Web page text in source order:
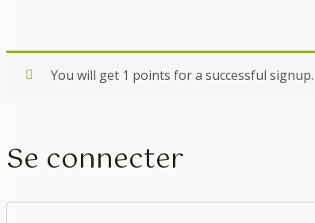
You will get 1 points for a successful signup.
Se connecter